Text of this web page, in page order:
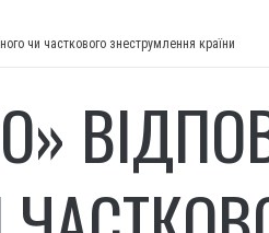
чи часткового знеструмлення країни